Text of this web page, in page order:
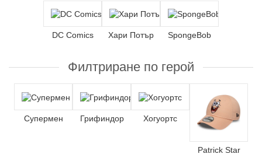
DC Comics Хари Потър SpongeBob
Филтриране по герой
Супермен Грифиндор Хогуортс
Patrick Star